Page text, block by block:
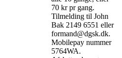
70 kr pr gang.
Tilmelding til John
Bak 2149 6551 eller
formand@dgsk.dk.
Mobilepay nummer
5764WA.